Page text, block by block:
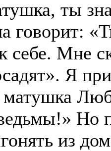
ты
говорит:
себе. Мне
Я
матушка
Но
из